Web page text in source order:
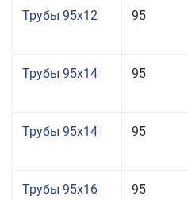
Трубы 95x12 95
Трубы 95x14 95
Трубы 95x14 95
Трубы 95x16 95